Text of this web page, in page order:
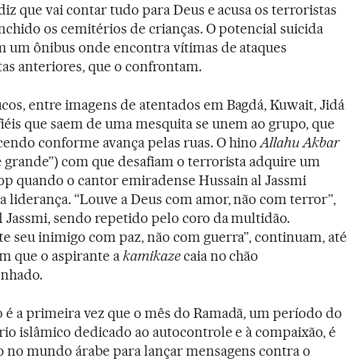
que vai contar tudo para Deus e acusa os terroristas
os cemitérios de crianças. O potencial suicida
um ônibus onde encontra vítimas de ataques
anteriores, que o confrontam.
entre imagens de atentados em Bagdá, Kuwait, Jidá
que saem de uma mesquita se unem ao grupo, que
conforme avança pelas ruas. O hinoAllahu Akbar
grande”) com que desafiam o terrorista adquire um
quando o cantor emiradense Hussain al Jassmi
liderança. “Louve a Deus com amor, não com terror”,
Jassmi, sendo repetido pelo coro da multidão.
seu inimigo com paz, não com guerra”, continuam, até
que o aspirante akamikazecaia no chão
é a primeira vez que o mês do Ramadã, um período do
islâmico dedicado ao autocontrole e à compaixão, é
no mundo árabe para lançar mensagens contra o